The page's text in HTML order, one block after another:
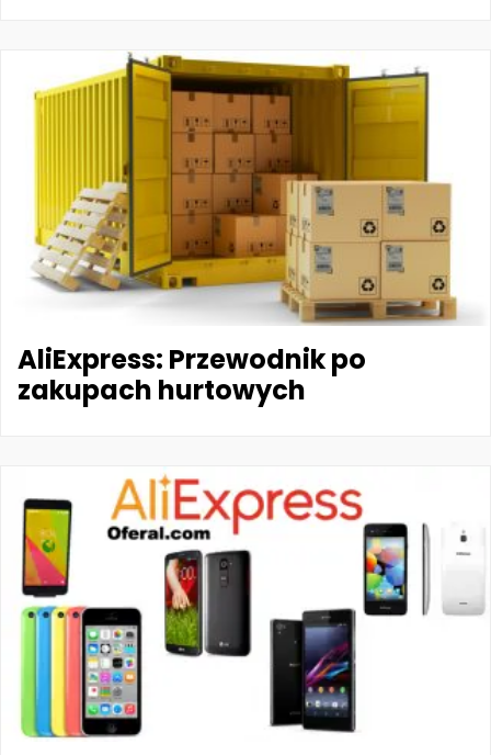
AliExpress: Przewodnik po
zakupach hurtowych